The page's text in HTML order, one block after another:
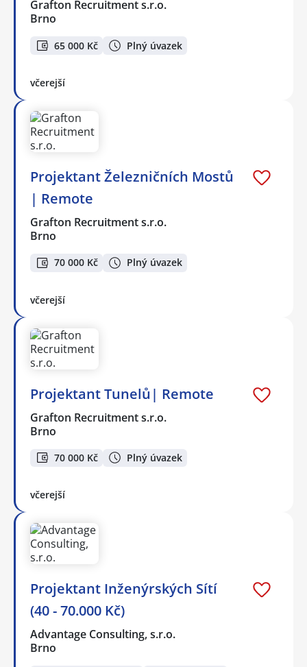
Grafton Recruitment s.r.o.
Brno
65 000 Kč Plný úvazek
včerejší
Projektant Železničních Mostů
| Remote
Grafton Recruitment s.r.o.
Brno
70 000 Kč Plný úvazek
včerejší
Projektant Tunelů| Remote
Grafton Recruitment s.r.o.
Brno
70 000 Kč Plný úvazek
včerejší
Projektant Inženýrských Sítí
(40 - 70.000 Kč)
Advantage Consulting, s.r.o.
Brno